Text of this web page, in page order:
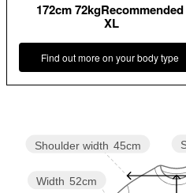
172cm 72kgRecommended
XL
Find out more on your body type
Width 52cm
Shoulder width 45cm